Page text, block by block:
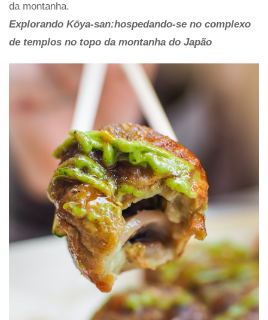
da montanha.
Explorando Kōya-san:hospedando-se no complexo
de templos no topo da montanha do Japão